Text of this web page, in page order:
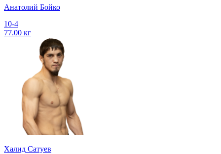
Анатолий Бойко
10-4
77.00 кг
Халид Сатуев